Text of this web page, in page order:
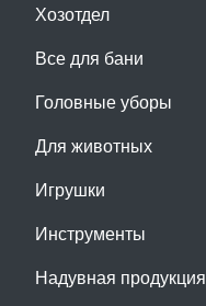
Хозотдел
Все для бани
Головные уборы
Для животных
Игрушки
Инструменты
Надувная продукция